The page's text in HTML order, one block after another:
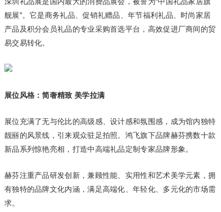
舰展”。它是商务礼品、促销礼赠品、年节福利礼品、时尚家居
产品及积分会员礼品的专业采购首选平台，高效促进厂商间的贸
易交易转化。
展位风格：简奢精致 美学拉满
展位充满了无与伦比的高级感、设计感和氛围感，成为馆内独特
靓丽的风景线，引来观众驻足拍照。鸿飞旗下品牌赫芬携数十款
新品系列惊艳亮相，打造中高端礼品定制专家品牌形象。
赫芬注重产品研发创新，兼顾性能、实用性和艺术美学元素，拥
有独特的品牌文化内涵，满足高端化、年轻化、多元化的市场需
求。